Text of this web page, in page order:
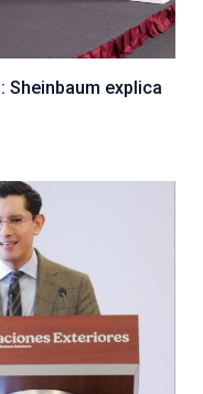
Sheinbaum explica